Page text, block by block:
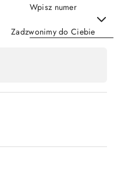
Wpisz numer
Zadzwonimy do Ciebie